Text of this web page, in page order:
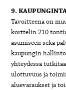
9.
Tavoitteena on
korttelin 210
asumiseen sekä
kaupungin
yhteydessä
ulottuvuus ja
aluevaraukset ja